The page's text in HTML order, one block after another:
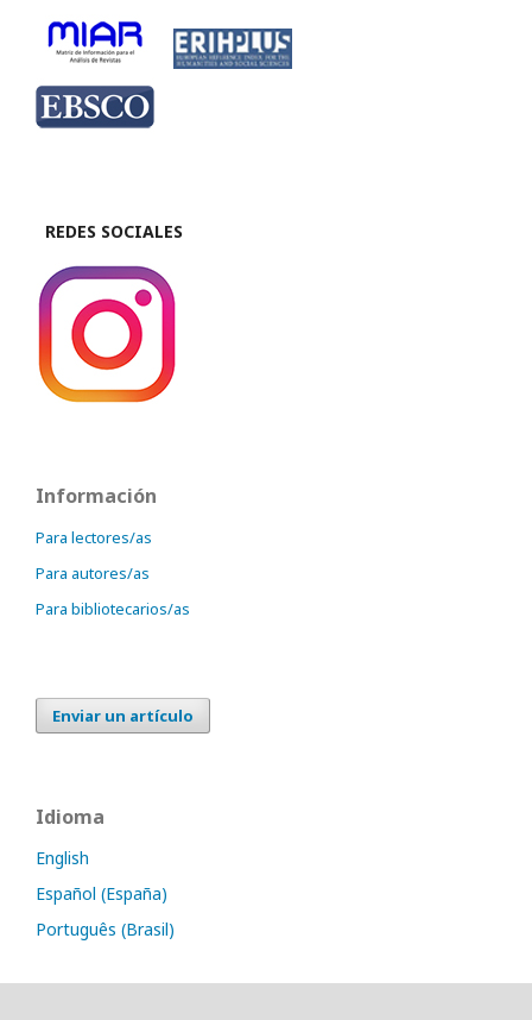
REDES SOCIALES
Información
Para lectores/as
Para autores/as
Para bibliotecarios/as
Enviar un artículo
Idioma
English
Español (España)
Português (Brasil)